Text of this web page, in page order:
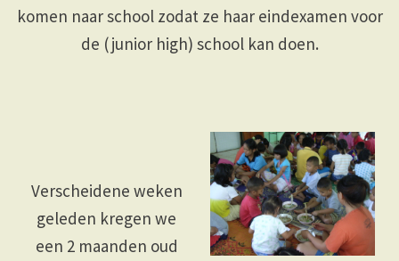
komen naar school zodat ze haar eindexamen voor
de (junior high) school kan doen.
Verscheidene weken
geleden kregen we
een 2 maanden oud